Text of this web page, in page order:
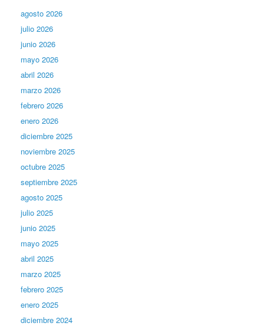
agosto 2026
julio 2026
junio 2026
mayo 2026
abril 2026
marzo 2026
febrero 2026
enero 2026
diciembre 2025
noviembre 2025
octubre 2025
septiembre 2025
agosto 2025
julio 2025
junio 2025
mayo 2025
abril 2025
marzo 2025
febrero 2025
enero 2025
diciembre 2024